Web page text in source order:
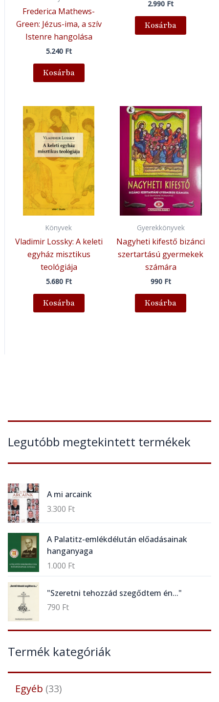
Legutóbb megtekintett termékek
A mi arcaink
3.300 Ft
A Palatitz-emlékdélután előadásainak
hanganyaga
1.000 Ft
"Szeretni tehozzád szegődtem én..."
790 Ft
Termék kategóriák
Egyéb 33
Frederica Mathews-
Green: Jézus-ima, a szív
Istenre hangolása
5.240 Ft
Kosárba
2.990 Ft
Kosárba
Könyvek
Vladimir Lossky: A keleti
egyház misztikus
teológiája
5.680 Ft
Kosárba
Gyerekkönyvek
Nagyheti kifestő bizánci
szertartású gyermekek
számára
990 Ft
Kosárba